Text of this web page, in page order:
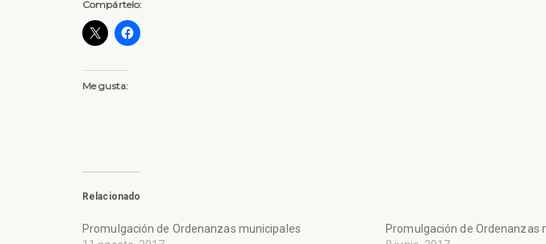
Compártelo:
Me gusta:
Relacionado
Promulgación de Ordenanzas municipales
Promulgación de Ordenanzas